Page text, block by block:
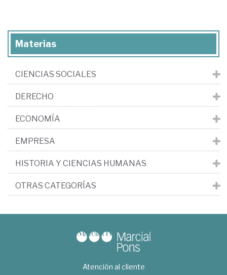
Materias
CIENCIAS SOCIALES
DERECHO
ECONOMÍA
EMPRESA
HISTORIA Y CIENCIAS HUMANAS
OTRAS CATEGORÍAS
Atención al cliente